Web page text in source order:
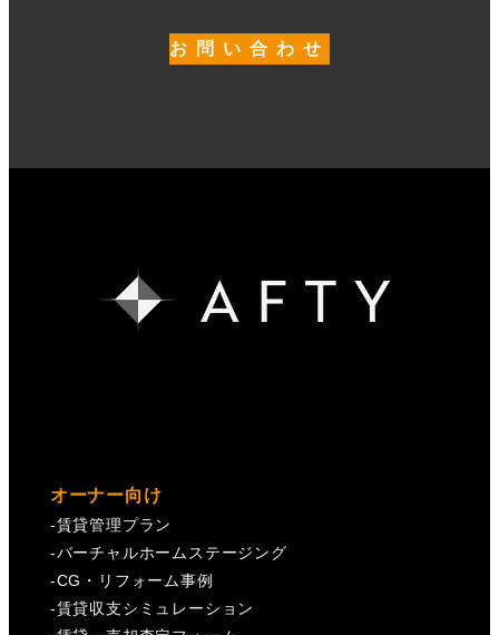
お問い合わせ
オーナー向け
-賃貸管理プラン
-バーチャルホームステージング
-CG・リフォーム事例
-賃貸収支シミュレーション